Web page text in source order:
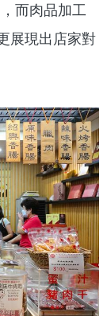
而肉品加工
展現出店家對